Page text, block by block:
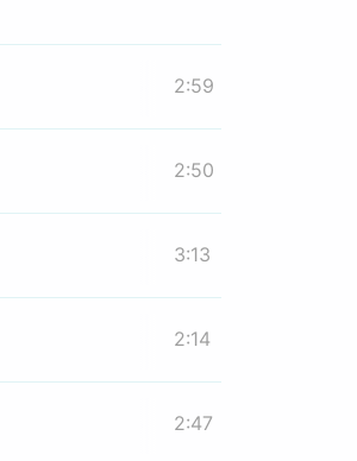
2:59
2:50
3:13
2:14
2:47